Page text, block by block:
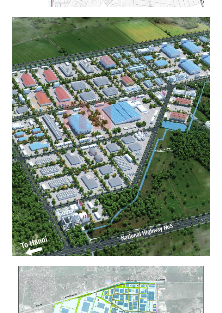
KHU CÔNG NGHIỆP GIA LỘC, HUYỆN GIA
LỘC, TỈNH HẢI DƯƠNG
KHU CÔNG NGHIỆP MINH QUANG – MỸ
HÀO